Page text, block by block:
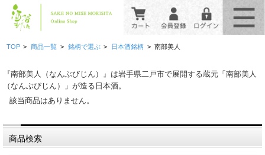
TOP > 商品一覧 > 銘柄で選ぶ > 日本酒銘柄 > 南部美人
『南部美人（なんぶびじん）』は岩手県二戸市で展開する蔵元「南部美人
（なんぶびじん）」が造る日本酒。
該当商品はありません。
商品検索